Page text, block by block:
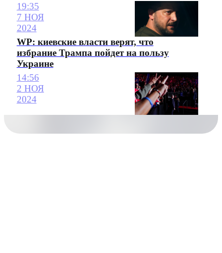
19:35
7 НОЯ
2024
WP: киевские власти верят, что
избрание Трампа пойдет на пользу
Украине
14:56
2 НОЯ
2024